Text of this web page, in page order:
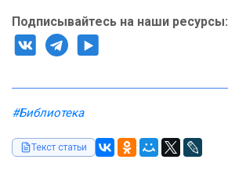
Подписывайтесь на наши ресурсы:
#Библиотека
Текст статьи